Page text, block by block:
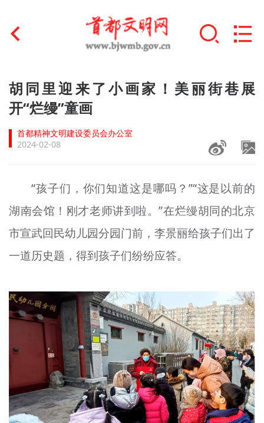
首页
文明创建
文明实践
未成年人思想道德建设
榜样人物
+
身边好人
北京宣传文化引导基金
宣传思想文化人才
资料库
+
胡同里迎来了小画家！美丽街巷展
开“烂缦”童画
首都精神文明建设委员会办公室
2024-02-08
“孩子们，你们知道这是哪吗？”“这是以前的
湖南会馆！刚才老师讲到啦。”在烂缦胡同的北京
市宣武回民幼儿园分园门前，李景丽给孩子们出了
一道历史题，得到孩子们纷纷应答。